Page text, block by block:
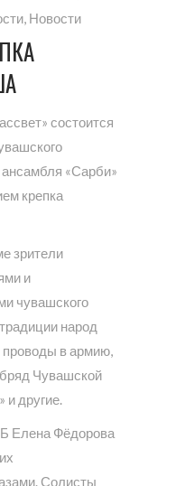
, Новости
состоится
«Сарби»
крепка
зрители
и
чувашского
народ
в армию,
Чувашской
и другие.
Елена Фёдорова
Солисты